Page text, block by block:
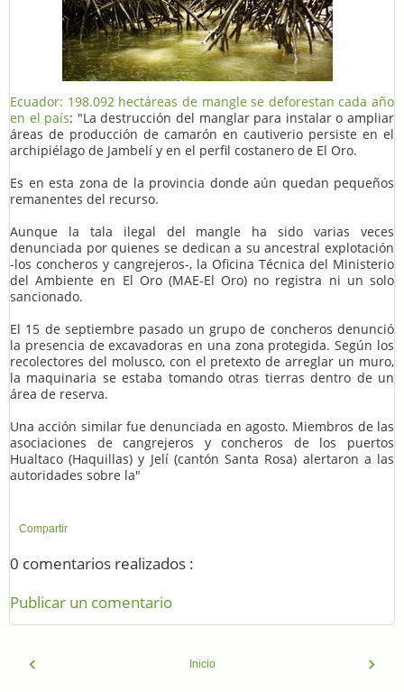
Ecuador: 198.092 hectáreas de mangle se deforestan cada año
en el país: "La destrucción del manglar para instalar o ampliar
áreas de producción de camarón en cautiverio persiste en el
archipiélago de Jambelí y en el perfil costanero de El Oro.
Es en esta zona de la provincia donde aún quedan pequeños
remanentes del recurso.
Aunque la tala ilegal del mangle ha sido varias veces
denunciada por quienes se dedican a su ancestral explotación
-los concheros y cangrejeros-, la Oficina Técnica del Ministerio
del Ambiente en El Oro (MAE-El Oro) no registra ni un solo
sancionado.
El 15 de septiembre pasado un grupo de concheros denunció
la presencia de excavadoras en una zona protegida. Según los
recolectores del molusco, con el pretexto de arreglar un muro,
la maquinaria se estaba tomando otras tierras dentro de un
área de reserva.
Una acción similar fue denunciada en agosto. Miembros de las
asociaciones de cangrejeros y concheros de los puertos
Hualtaco (Haquillas) y Jelí (cantón Santa Rosa) alertaron a las
autoridades sobre la"
Compartir
0 comentarios realizados :
Publicar un comentario
‹ ›
Inicio